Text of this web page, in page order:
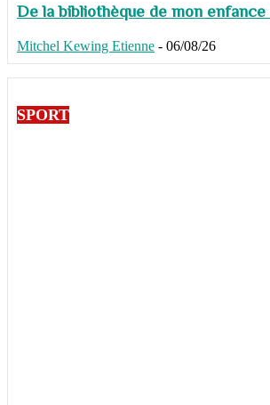
De la bibliothèque de mon
Mitchel Kewing Etienne - 06/08/26
SPORT